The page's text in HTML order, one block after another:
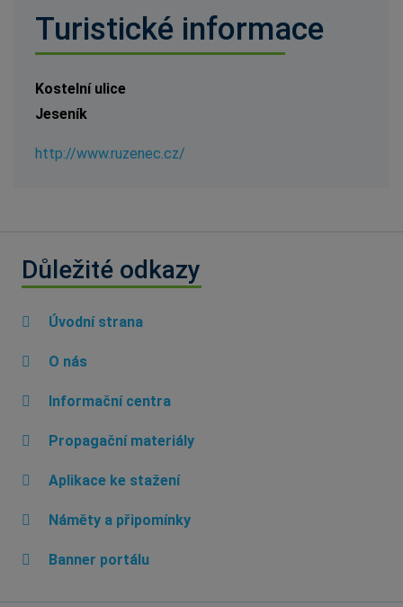
Turistické informace
Kostelní ulice
Jeseník
http://www.ruzenec.cz/
Důležité odkazy
Úvodní strana
O nás
Informační centra
Propagační materiály
Aplikace ke stažení
Náměty a připomínky
Banner portálu